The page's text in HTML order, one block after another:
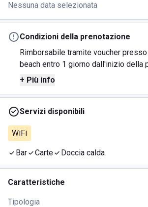
Nessuna data selezionata
Condizioni della prenotazione
Rimborsabile tramite voucher
beach entro 1 giorno dall'inizio della
+ Più info
Servizi disponibili
WiFi
Bar Carte Doccia calda
Caratteristiche
Tipologia